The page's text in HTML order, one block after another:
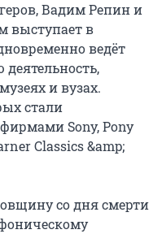
Вадим Репин и
выступает в
ведёт
и вузах.
стали
Sony, Pony
Classics &amp;
со дня смерти